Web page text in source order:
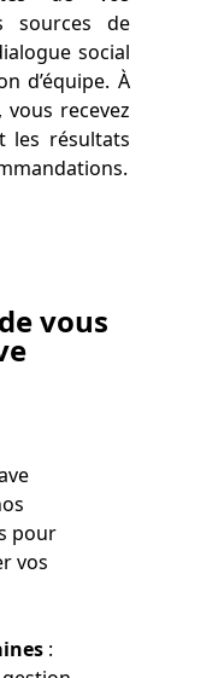
sources de
social
d’équipe. À
recevez
les résultats
vous
pour
vos
: